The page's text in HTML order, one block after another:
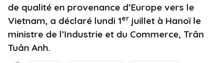
de qualité en provenance d’Europe vers le
Vietnam, a déclaré lundi 1er juillet à Hanoï le
ministre de l’Industrie et du Commerce, Trân
Tuân Anh.